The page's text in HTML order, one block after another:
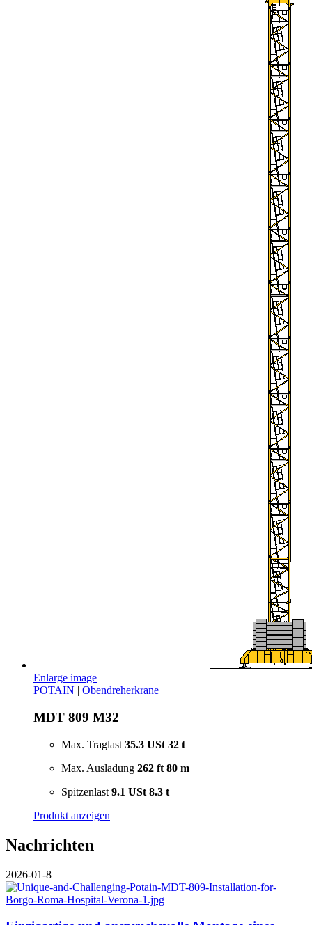
Enlarge image
POTAIN | Obendreherkrane
MDT 809 M32
Max. Traglast 35.3 USt 32 t
Max. Ausladung 262 ft 80 m
Spitzenlast 9.1 USt 8.3 t
Produkt anzeigen
Nachrichten
2026-01-8